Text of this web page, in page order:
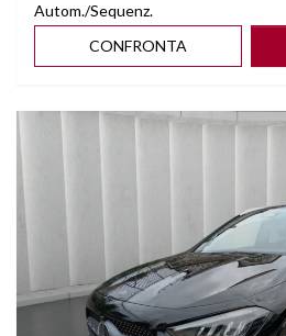
Autom./Sequenz.
CONFRONTA
Vedi dettagli